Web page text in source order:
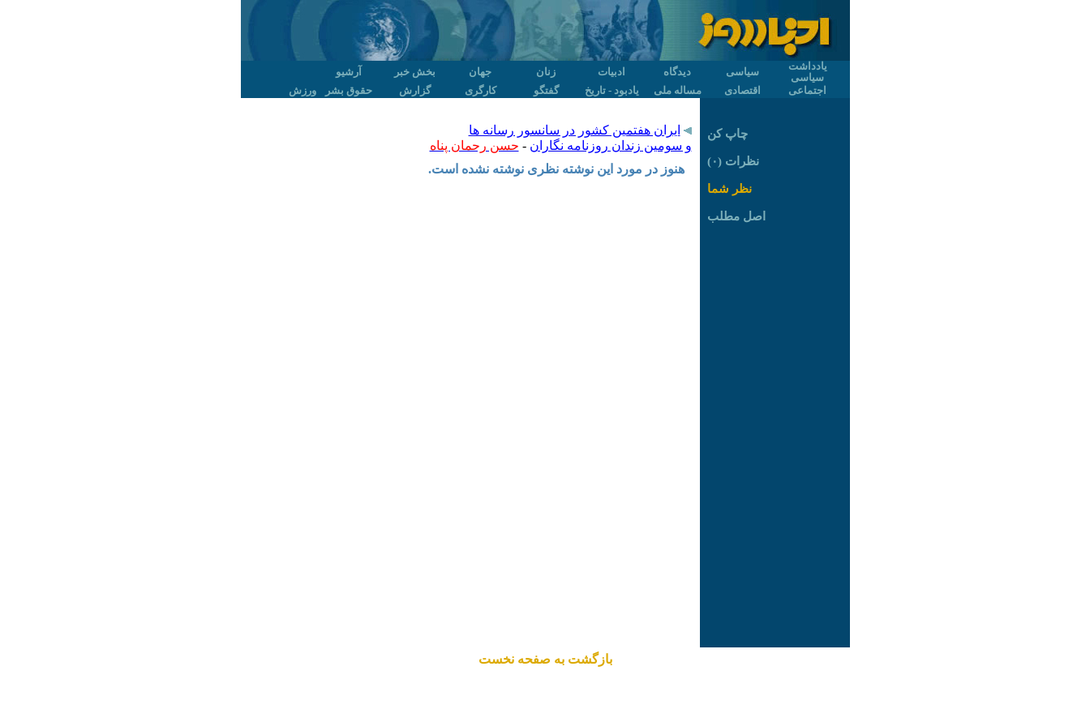
یادداشت
سیاسی
سیاسی دیدگاه ادبیات زنان جهان بخش خبر
آرشیو
اجتماعی
اقتصادی مساله ملی یادبود - تاریخ گفتگو کارگری گزارش حقوق بشر ورزش
ایران هفتمین کشور در سانسور رسانه ها
و سومین زندان روزنامه نگاران - حسن رحمان پناه
هنوز در مورد این نوشته نظری نوشته نشده است.
چاپ کن
نظرات (۰)
نظر شما
اصل مطلب
بازگشت به صفحه نخست